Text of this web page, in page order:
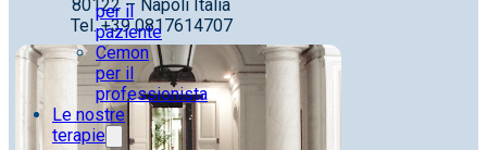
per il
paziente
Cemon
per il
professionista
Le nostre
terapie
80122 – Napoli Italia
Tel. +39 0817614707